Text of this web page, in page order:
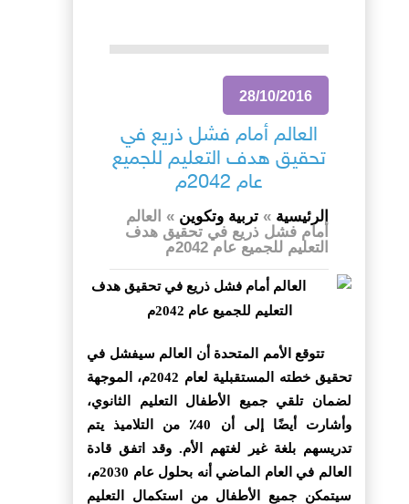
28/10/2016
العالم أمام فشل ذريع في
تحقيق هدف التعليم للجميع
عام 2042م
الرئيسية » تربية وتكوين » العالم
أمام فشل ذريع في تحقيق هدف
التعليم للجميع عام 2042م
تتوقع الأمم المتحدة أن العالم سيفشل في
تحقيق خطته المستقبلية لعام 2042م، الموجهة
لضمان تلقي جميع الأطفال التعليم الثانوي،
وأشارت أيضًا إلى أن 40٪ من التلاميذ يتم
تدريسهم بلغة غير لغتهم الأم. وقد اتفق قادة
العالم في العام الماضي أنه بحلول عام 2030م،
سيتمكن جميع الأطفال من استكمال التعليم